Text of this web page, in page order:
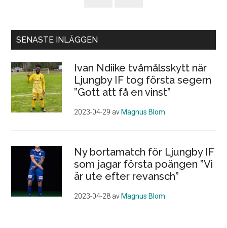
SENASTE INLÄGGEN
Ivan Ndiike tvåmålsskytt när
Ljungby IF tog första segern
”Gott att få en vinst”
2023-04-29 av Magnus Blom
Ny bortamatch för Ljungby IF
som jagar första poängen ”Vi
är ute efter revansch”
2023-04-28 av Magnus Blom